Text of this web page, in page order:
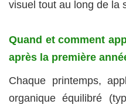
visuel tout au long de la
Quand et comment
après la première
Chaque printemps,
organique équilibré